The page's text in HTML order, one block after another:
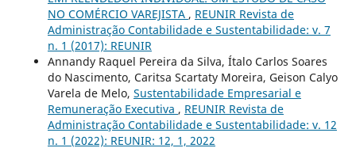
NO COMÉRCIO VAREJISTA , REUNIR Revista de
Administração Contabilidade e Sustentabilidade: v. 7
n. 1 (2017): REUNIR
Annandy Raquel Pereira da Silva, Ítalo Carlos Soares
do Nascimento, Caritsa Scartaty Moreira, Geison Calyo
Varela de Melo, Sustentabilidade Empresarial e
Remuneração Executiva , REUNIR Revista de
Administração Contabilidade e Sustentabilidade: v. 12
n. 1 (2022): REUNIR: 12, 1, 2022